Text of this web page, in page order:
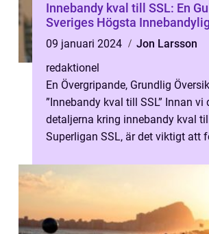
Innebandy kval till SSL: En
Sveriges Högsta
09 januari 2024
Jon Larsson
redaktionel
En Övergripande, Grundlig
”Innebandy kval till SSL” Innan vi
detaljerna kring innebandy kval
Superligan SSL, är det viktigt att